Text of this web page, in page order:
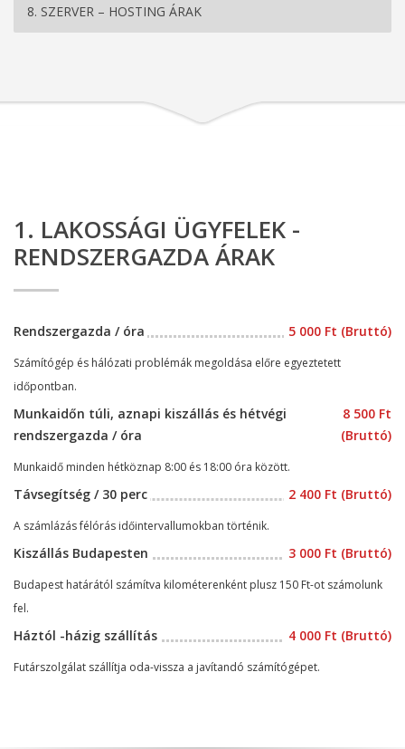
8. SZERVER – HOSTING ÁRAK
1. LAKOSSÁGI ÜGYFELEK -
RENDSZERGAZDA ÁRAK
Rendszergazda / óra 5 000 Ft (Bruttó)
Számítógép és hálózati problémák megoldása előre egyeztetett
időpontban.
Munkaidőn túli, aznapi kiszállás és hétvégi
rendszergazda / óra
8 500 Ft
(Bruttó)
Munkaidő minden hétköznap 8:00 és 18:00 óra között.
Távsegítség / 30 perc 2 400 Ft (Bruttó)
A számlázás félórás időintervallumokban történik.
Kiszállás Budapesten 3 000 Ft (Bruttó)
Budapest határától számítva kilométerenként plusz 150 Ft-ot számolunk
fel.
Háztól -házig szállítás 4 000 Ft (Bruttó)
Futárszolgálat szállítja oda-vissza a javítandó számítógépet.